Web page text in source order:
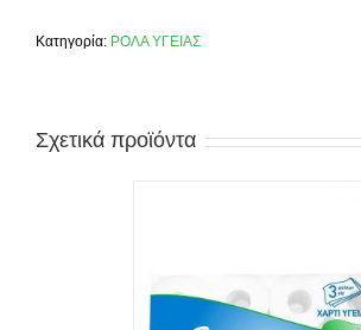
Κατηγορία: ΡΟΛΑ ΥΓΕΙΑΣ
Σχετικά προϊόντα